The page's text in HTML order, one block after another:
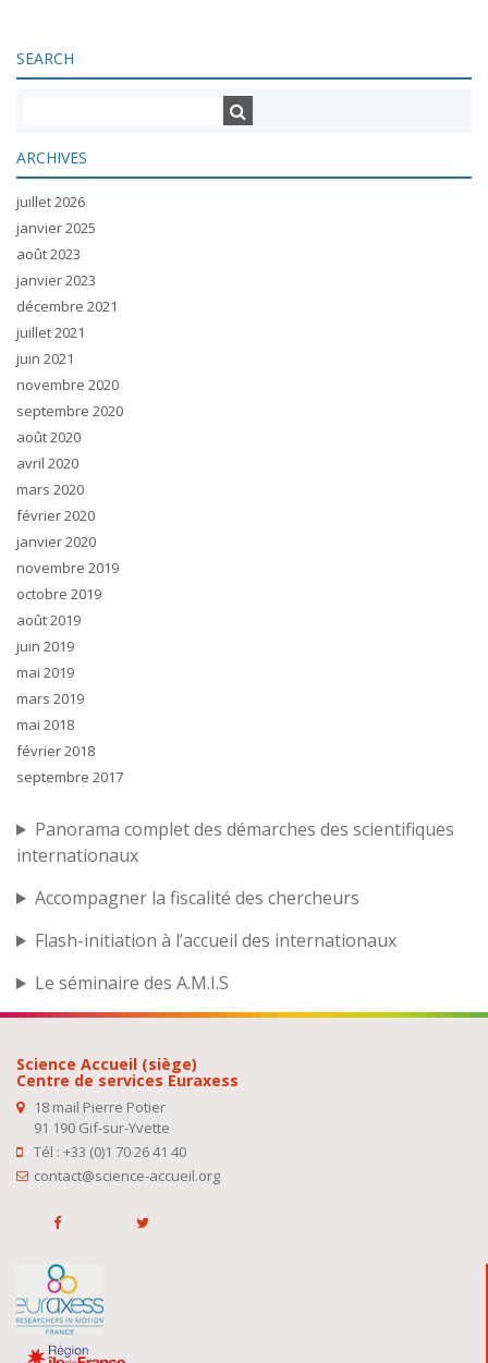
SEARCH
ARCHIVES
juillet 2026
janvier 2025
août 2023
janvier 2023
décembre 2021
juillet 2021
juin 2021
novembre 2020
septembre 2020
août 2020
avril 2020
mars 2020
février 2020
janvier 2020
novembre 2019
octobre 2019
août 2019
juin 2019
mai 2019
mars 2019
mai 2018
février 2018
septembre 2017
Panorama complet des démarches des scientifiques
internationaux
Accompagner la fiscalité des chercheurs
Flash-initiation à l’accueil des internationaux
Le séminaire des A.M.I.S
Science Accueil (siège)
Centre de services Euraxess
18 mail Pierre Potier
91 190 Gif-sur-Yvette
Tél : +33 (0)1 70 26 41 40
contact@science-accueil.org